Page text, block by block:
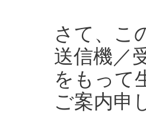
さて、こ
送信機／
をもって
ご案内申